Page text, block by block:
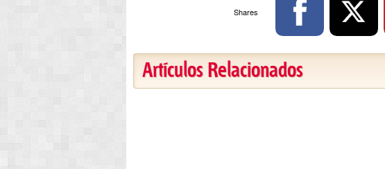
Shares
Artículos Relacionados